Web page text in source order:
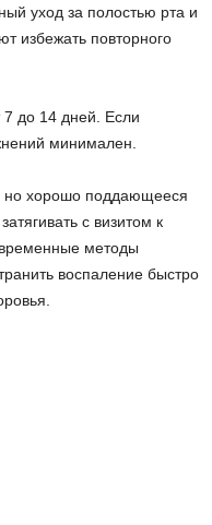
уход за полостью рта и
избежать повторного
7 до 14 дней. Если
минимален.
но хорошо поддающееся
с визитом к
методы
воспаление быстро